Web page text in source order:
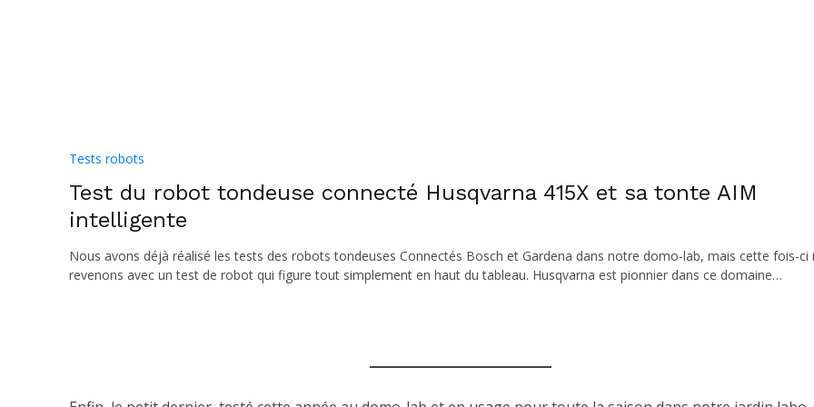
Tests robots
Test du robot tondeuse connecté Husqvarna 415X et sa tonte AIM
intelligente
Nous avons déjà réalisé les tests des robots tondeuses Connectés Bosch et Gardena dans notre domo-lab, mais cette fois-ci
revenons avec un test de robot qui figure tout simplement en haut du tableau. Husqvarna est pionnier dans ce domaine…